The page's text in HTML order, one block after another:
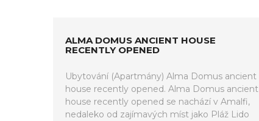
ALMA DOMUS ANCIENT HOUSE
RECENTLY OPENED
Ubytování (Apartmány) Alma Domus ancient
house recently opened. Alma Domus ancient
house recently opened se nachází v Amalfi,
nedaleko od zajímavých míst jako Pláž Lido